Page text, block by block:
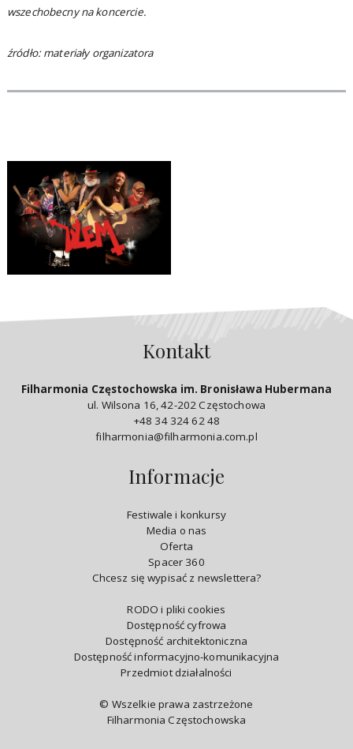
wszechobecny na koncercie.
źródło: materiały organizatora
Kontakt
Filharmonia Częstochowska im. Bronisława Hubermana
ul. Wilsona 16, 42-202 Częstochowa
+48 34 324 62 48
filharmonia@filharmonia.com.pl
Informacje
Festiwale i konkursy
Media o nas
Oferta
Spacer 360
Chcesz się wypisać z newslettera?
RODO i pliki cookies
Dostępność cyfrowa
Dostępność architektoniczna
Dostępność informacyjno-komunikacyjna
Przedmiot działalności
© Wszelkie prawa zastrzeżone
Filharmonia Częstochowska